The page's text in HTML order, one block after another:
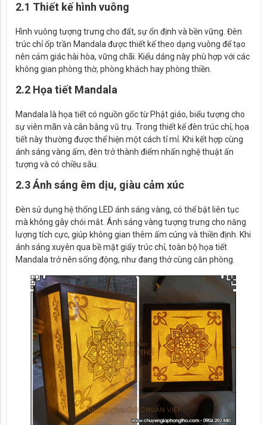
2.1 Thiết kế hình vuông
Hình vuông tượng trưng cho đất, sự ổn định và bền vững. Đèn
trúc chỉ ốp trần Mandala được thiết kế theo dạng vuông để tạo
nên cảm giác hài hòa, vững chãi. Kiểu dáng này phù hợp với các
không gian phòng thờ, phòng khách hay phòng thiền.
2.2 Họa tiết Mandala
Mandala là họa tiết có nguồn gốc từ Phật giáo, biểu tượng cho
sự viên mãn và cân bằng vũ trụ. Trong thiết kế đèn trúc chỉ, họa
tiết này thường được thể hiện một cách tỉ mỉ. Khi kết hợp cùng
ánh sáng vàng ấm, đèn trở thành điểm nhấn nghệ thuật ấn
tượng và có chiều sâu.
2.3 Ánh sáng êm dịu, giàu cảm xúc
Đèn sử dụng hệ thống LED ánh sáng vàng, có thể bật liên tục
mà không gây chói mắt. Ánh sáng vàng tượng trưng cho năng
lượng tích cực, giúp không gian thêm ấm cúng và thiền định. Khi
ánh sáng xuyên qua bề mặt giấy trúc chỉ, toàn bộ họa tiết
Mandala trở nên sống động, như đang thở cùng căn phòng.